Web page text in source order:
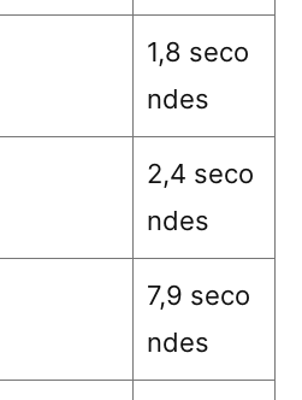
1,8 seco
ndes
2,4 seco
ndes
7,9 seco
ndes